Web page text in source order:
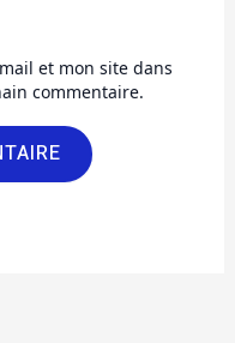
et mon site dans
commentaire.